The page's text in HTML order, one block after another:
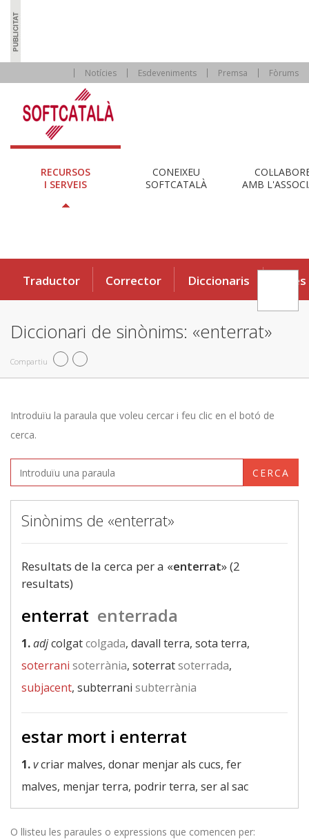
Notícies Esdeveniments Premsa Fòrums
RECURSOS
I SERVEIS
CONEIXEU
SOFTCATALÀ
AMB
Traductor Corrector Diccionaris Eines
Diccionari de sinònims: «enterrat»
Compartiu
Introduïu la paraula que voleu cercar i feu clic en el botó de
cerca.
CERCA
Sinònims de «enterrat»
Resultats de la cerca per a «enterrat» (2
resultats)
enterrat enterrada
1.adjcolgatcolgada, davall terra, sota terra,
soterrani soterrània, soterratsoterrada,
subjacent, subterrani subterrània
estar mort i enterrat
1.vcriar malves, donar menjar als cucs, fer
malves, menjar terra, podrir terra, ser al sac
O llisteu les paraules o expressions que comencen per: